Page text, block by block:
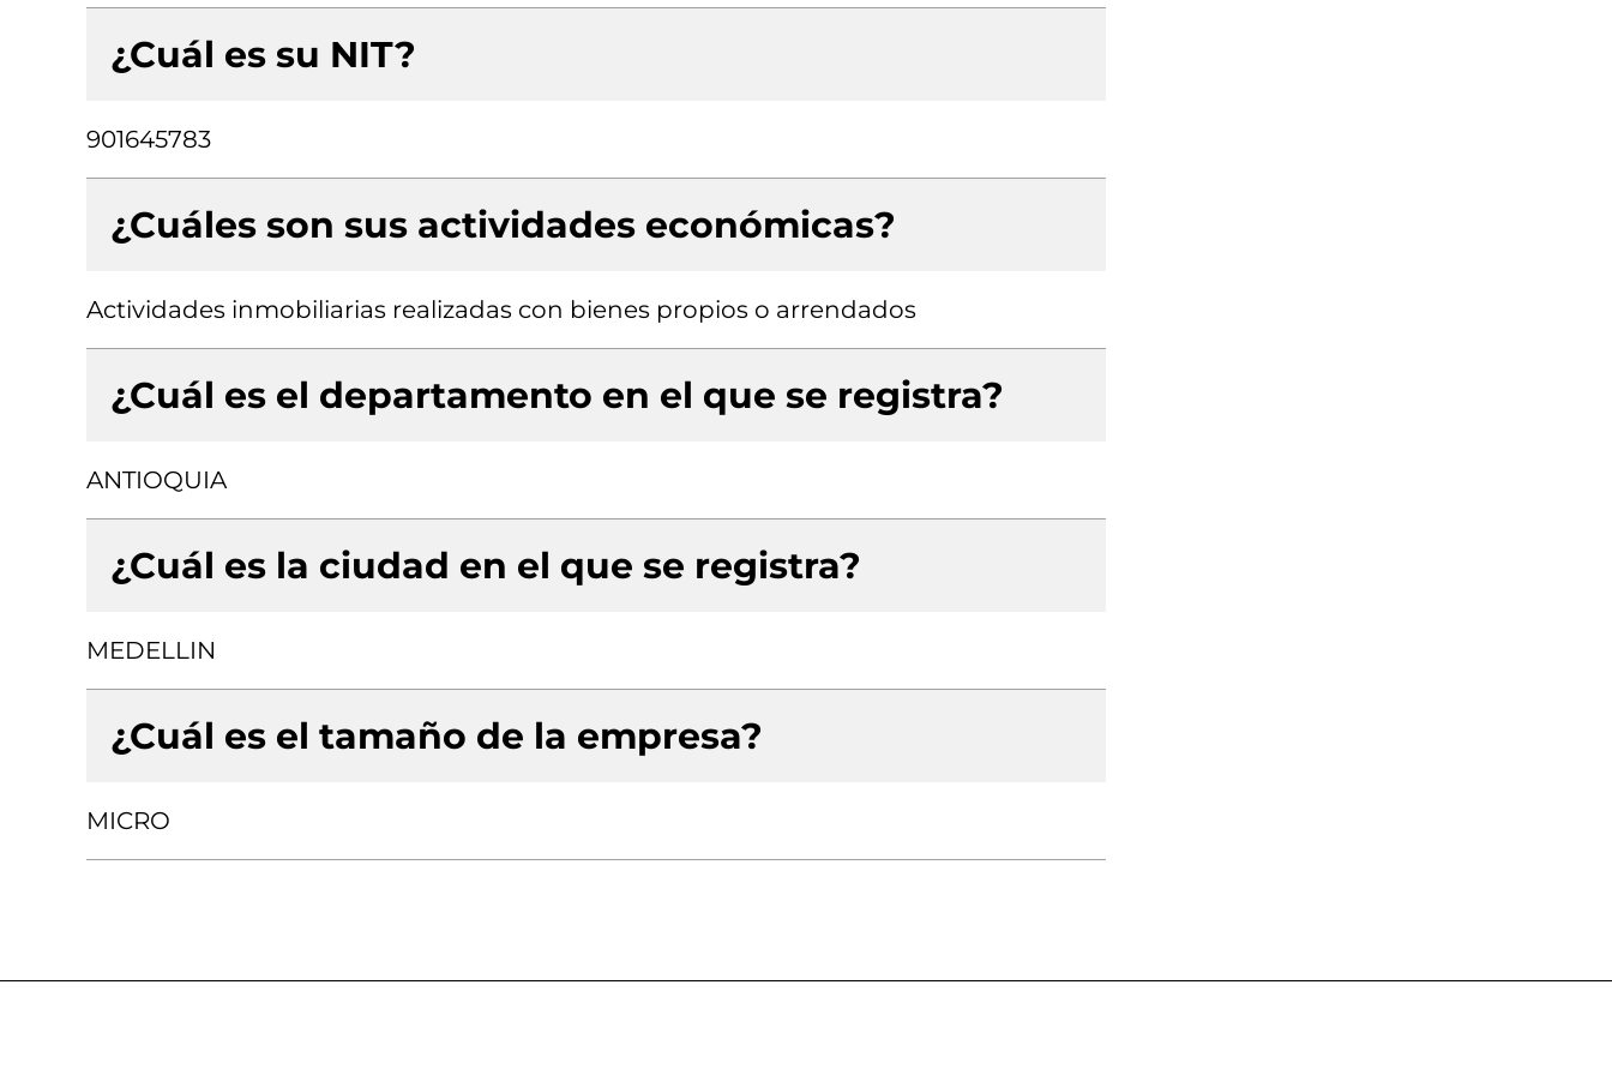
¿Cuál es su NIT?
901645783
¿Cuáles son sus actividades económicas?
Actividades inmobiliarias realizadas con bienes propios o arrendados
¿Cuál es el departamento en el que se registra?
ANTIOQUIA
¿Cuál es la ciudad en el que se registra?
MEDELLIN
¿Cuál es el tamaño de la empresa?
MICRO